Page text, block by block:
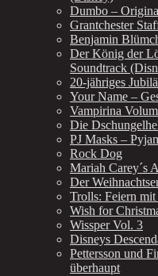
Dumbo –
Grantchester
Benjamin
Der König der
Soundtrack
20-jähriges
Your Name –
Vampirina
Die
PJ Masks –
Rock Dog
Mariah Carey´s
Der
Trolls: Feiern
Wish for
Wissper Vol. 3
Disneys
Pettersson und
überhaupt